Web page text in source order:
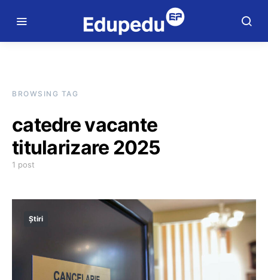
BROWSING TAG
catedre vacante
titularizare 2025
1 post
Știri